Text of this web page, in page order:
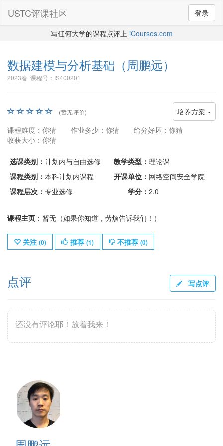
登录
USTC评课社区
写任何大学的课程点评上 iCourses.com
数据建模与分析基础 （周鹏远）
2023春 课程号：IS400201
培养方案
(暂无评价)
课程难度：你猜 作业多少：你猜
给分好坏：你猜
收获大小：你猜
选课类别： 计划内与自由选修 教学类型： 理论课
课程类别： 本科计划内课程 开课单位： 网络空间安全学院
课程层次： 专业选修 学分： 2.0
课程主页 ：暂无（如果你知道，劳烦告诉我们！）
关注 (0) 推荐 (1) 不推荐 (0)
点评 写点评
还没有评论耶！放着我来！